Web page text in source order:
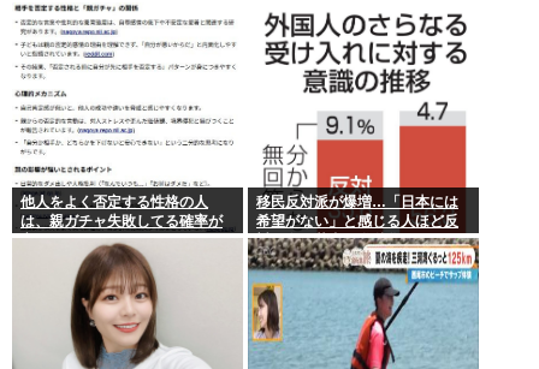
他人をよく否定する性格の人
は、親ガチャ失敗してる確率が
高いんだって
移民反対派が爆増…「日本には
希望がない」と感じる人ほど反
対。進む若者の嫌儲化